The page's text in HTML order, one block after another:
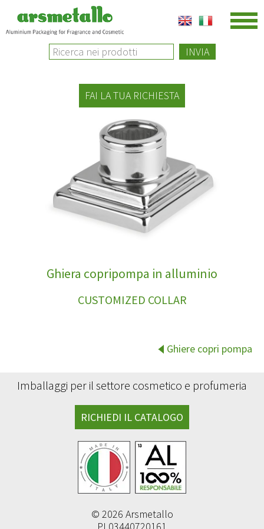
INVIA
FAI LA TUA RICHIESTA
Ghiera copripompa in alluminio
CUSTOMIZED COLLAR
Ghiere copri pompa
© 2026 Arsmetallo
PI 03440720161
Imballaggi per il settore cosmetico e profumeria
RICHIEDI IL CATALOGO